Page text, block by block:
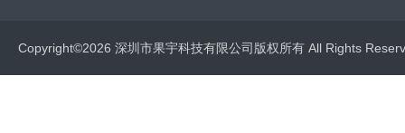
Copyright©2026 深圳市果宇科技有限公司版权所有 All Rights